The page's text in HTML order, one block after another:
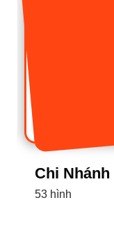
Chi Nhánh
53 hình